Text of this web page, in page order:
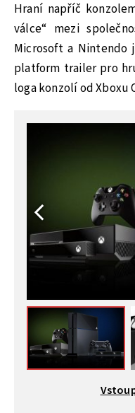
Hraní napříč
válce“ mezi
Microsoft a Nintendo
platform trailer pro
loga konzolí od Xboxu